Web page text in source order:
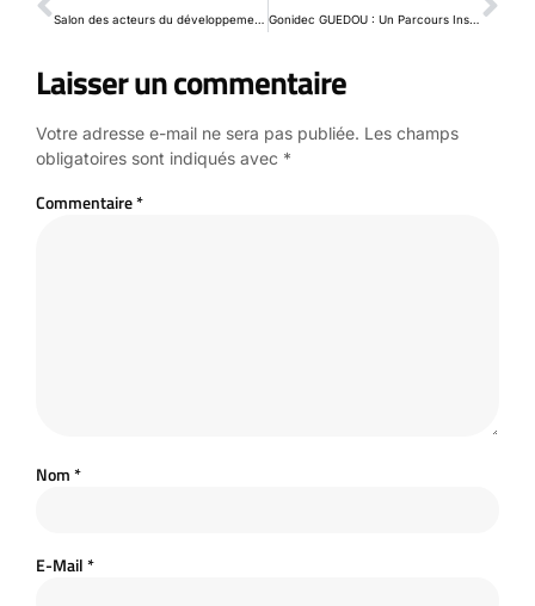
Salon des acteurs du développement économique du Bénin et de l’Afrique (SADEBA) Gonidec GUEDOU : Un Parcours Inspirant d’Ingénieur à Entrepreneur Visionnaire, Nominé aux Africa Success Stories Awards 2025
Laisser un commentaire
Votre adresse e-mail ne sera pas publiée. Les champs
obligatoires sont indiqués avec *
Commentaire*
Nom*
E-Mail*